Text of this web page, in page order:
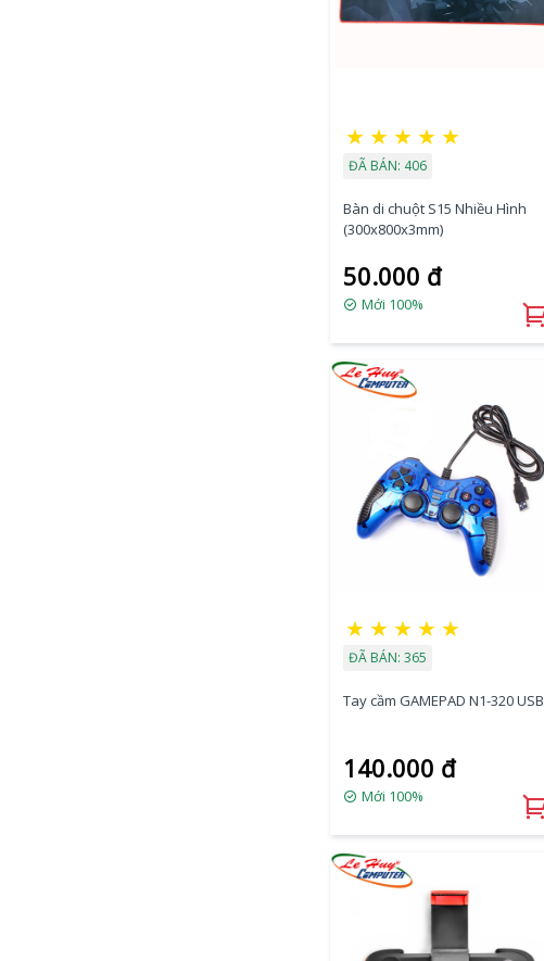
★ ★ ★ ★ ★
ĐÃ BÁN: 406
Bàn di chuột S15 Nhiều Hình
(300x800x3mm)
50.000 đ
Mới 100%
★ ★ ★ ★ ★
ĐÃ BÁN: 365
Tay cầm GAMEPAD N1-320 USB
140.000 đ
Mới 100%